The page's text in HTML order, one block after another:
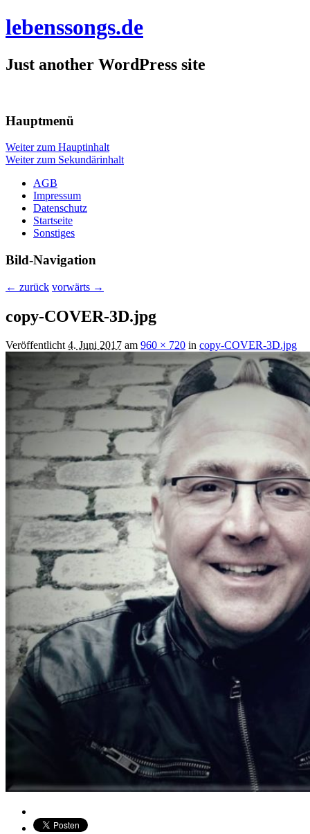
lebenssongs.de
Just another WordPress site
Hauptmenü
Weiter zum Hauptinhalt
Weiter zum Sekundärinhalt
AGB
Impressum
Datenschutz
Startseite
Sonstiges
Bild-Navigation
← zurück vorwärts →
copy-COVER-3D.jpg
Veröffentlicht4. Juni 2017 am 960 × 720 in copy-COVER-3D.jpg